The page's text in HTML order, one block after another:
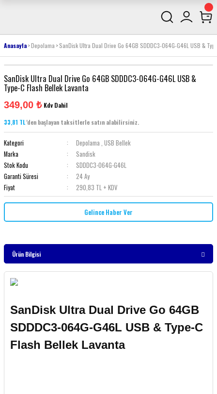
Anasayfa Depolama SanDisk Ultra Dual Drive Go 64GB SDDDC3-064G-G46L USB &
SanDisk Ultra Dual Drive Go 64GB SDDDC3-064G-G46L USB &
Type-C Flash Bellek Lavanta
349,00 ₺ Kdv Dahil
33,81 TL'den başlayan taksitlerle satın alabilirsiniz.
Kategori Depolama , USB Bellek
Marka
Sandisk
Stok Kodu
SDDDC3-064G-G46L
Garanti Süresi
24 Ay
Fiyat
290,83 TL + KDV
Gelince Haber Ver
Ürün Bilgisi
SanDisk Ultra Dual Drive Go 64GB
SDDDC3-064G-G46L USB & Type-C
Flash Bellek Lavanta